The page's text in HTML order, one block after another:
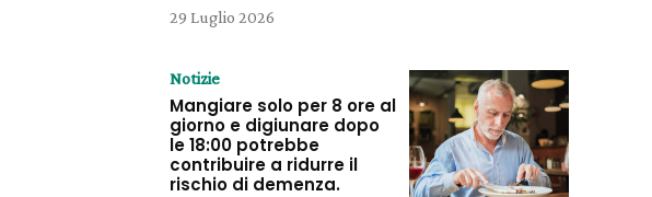
29 Luglio 2026
Notizie
Mangiare solo per 8 ore al
giorno e digiunare dopo
le 18:00 potrebbe
contribuire a ridurre il
rischio di demenza.